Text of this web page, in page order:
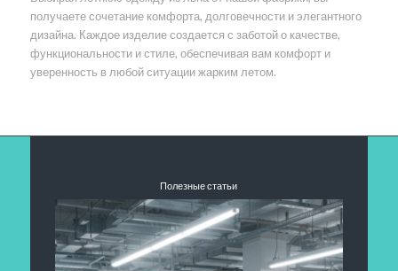
получаете сочетание комфорта, долговечности и элегантного
дизайна. Каждое изделие создается с заботой о качестве,
функциональности и стиле, обеспечивая вам комфорт и
уверенность в любой ситуации жарким летом.
Полезные статьи